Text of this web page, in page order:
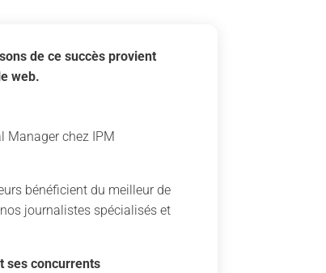
de ce succès provient
web.
Manager chez IPM
bénéficient du meilleur de
journalistes spécialisés et
ses concurrents